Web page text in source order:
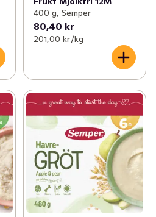
400 g, Semper
80,40 kr
201,00 kr /kg